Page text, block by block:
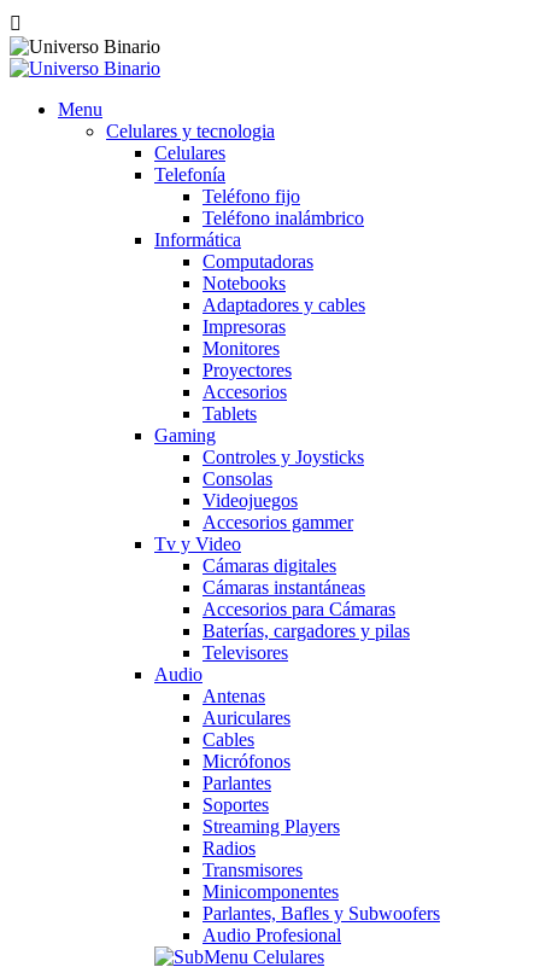

Menu
Celulares y tecnologia
Celulares
Telefonía
Teléfono fijo
Teléfono inalámbrico
Informática
Computadoras
Notebooks
Adaptadores y cables
Impresoras
Monitores
Proyectores
Accesorios
Tablets
Gaming
Controles y Joysticks
Consolas
Videojuegos
Accesorios gammer
Tv y Video
Cámaras digitales
Cámaras instantáneas
Accesorios para Cámaras
Baterías, cargadores y pilas
Televisores
Audio
Antenas
Auriculares
Cables
Micrófonos
Parlantes
Soportes
Streaming Players
Radios
Transmisores
Minicomponentes
Parlantes, Bafles y Subwoofers
Audio Profesional